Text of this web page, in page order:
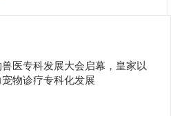
医专科发展大会启幕，皇家以
物诊疗专科化发展